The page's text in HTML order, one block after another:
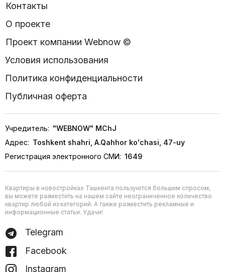
Контакты
О проекте
Проект компании Webnow ©
Условия использования
Политика конфиденциальности
Публичная оферта
Учредитель: "WEBNOW" MChJ
Адрес: Toshkent shahri, A.Qahhor ko'chasi, 47-uy
Регистрация электронного СМИ: 1649
Квартиры в новостройках Ташкента пользуются большим спросом,
вы можете разместить на нашем сайте неограниченное количество
квартир любой из категорий. А также разместить рекламные и
информационные статьи. Удачи!
Telegram
Facebook
Instagram